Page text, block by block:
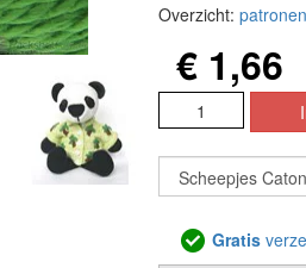
Overzicht:
€ 1,66
Gratis